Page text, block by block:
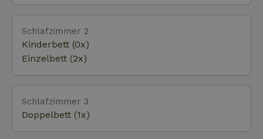
Schlafzimmer 2
Kinderbett (0x)
Einzelbett (2x)
Schlafzimmer 3
Doppelbett (1x)